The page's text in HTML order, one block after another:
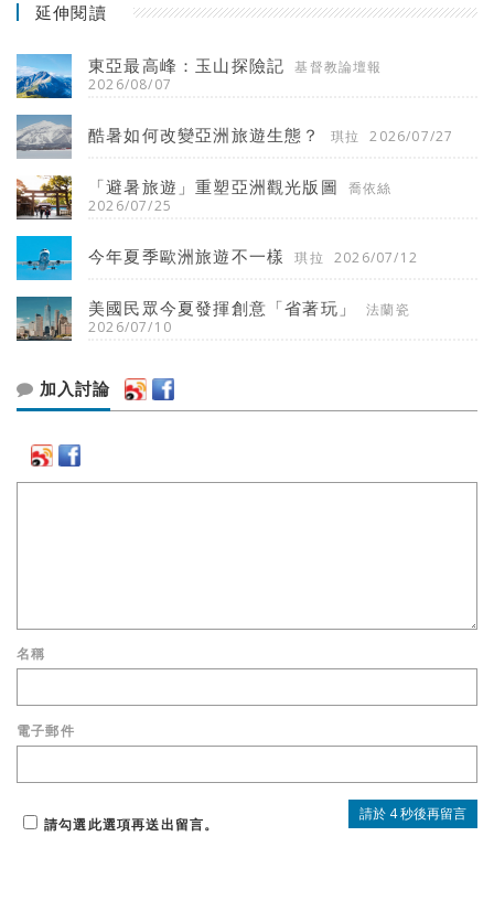
延伸閱讀
東亞最高峰：玉山探險記
基督教論壇報
2026/08/07
酷暑如何改變亞洲旅遊生態？ 琪拉 2026/07/27
「避暑旅遊」重塑亞洲觀光版圖
喬依絲
2026/07/25
今年夏季歐洲旅遊不一樣 琪拉 2026/07/12
美國民眾今夏發揮創意「省著玩」
法蘭瓷
2026/07/10
加入討論
名稱
電子郵件
請勾選此選項再送出留言。